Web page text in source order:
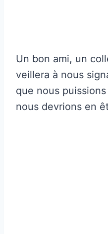
Un bon ami, un
veillera à nous
que nous
nous devrions en